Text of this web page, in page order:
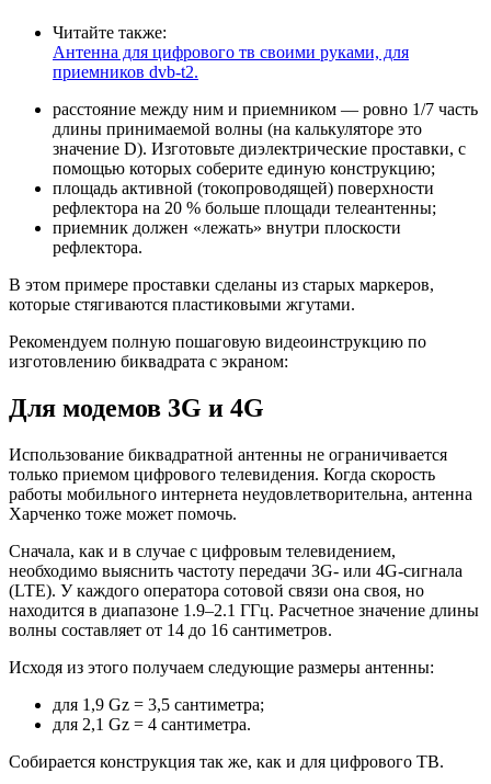
Читайте также:
Антенна для цифрового тв своими руками, для
приемников dvb-t2.
расстояние между ним и приемником — ровно 1/7 часть
длины принимаемой волны (на калькуляторе это
значение D). Изготовьте диэлектрические проставки, с
помощью которых соберите единую конструкцию;
площадь активной (токопроводящей) поверхности
рефлектора на 20 % больше площади телеантенны;
приемник должен «лежать» внутри плоскости
рефлектора.
В этом примере проставки сделаны из старых маркеров,
которые стягиваются пластиковыми жгутами.
Рекомендуем полную пошаговую видеоинструкцию по
изготовлению биквадрата с экраном:
Для модемов 3G и 4G
Использование биквадратной антенны не ограничивается
только приемом цифрового телевидения. Когда скорость
работы мобильного интернета неудовлетворительна, антенна
Харченко тоже может помочь.
Сначала, как и в случае с цифровым телевидением,
необходимо выяснить частоту передачи 3G- или 4G-сигнала
(LTE). У каждого оператора сотовой связи она своя, но
находится в диапазоне 1.9–2.1 ГГц. Расчетное значение длины
волны составляет от 14 до 16 сантиметров.
Исходя из этого получаем следующие размеры антенны:
для 1,9 Gz = 3,5 сантиметра;
для 2,1 Gz = 4 сантиметра.
Собирается конструкция так же, как и для цифрового ТВ.